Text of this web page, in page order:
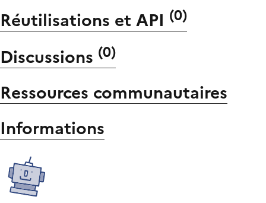
Réutilisations et API (0)
Discussions (0)
Ressources communautaires
Informations